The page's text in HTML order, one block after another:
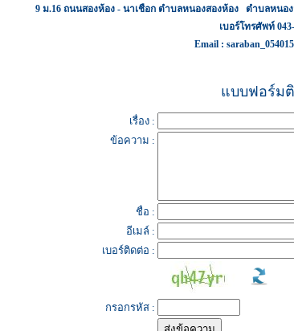
9 ม.16 ถนนสองห้อง - นาเชือก ตำบลหนองสองห้อง ตำบลหนอ
เบอร์โทรศัพท์
Email :
แบบฟอร์ม
เรื่อง :
ข้อความ :
ชื่อ :
อีเมล์ :
เบอร์ติดต่อ :
กรอกรหัส :